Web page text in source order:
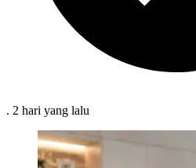
. 2 hari yang lalu